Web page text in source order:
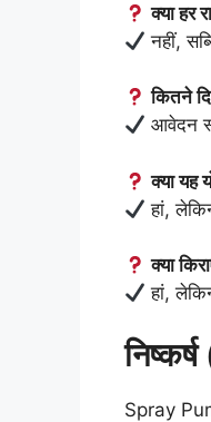
क्या हर
नहीं,
कितने
आवेदन
क्या यह
हां,
क्या
हां,
Spray